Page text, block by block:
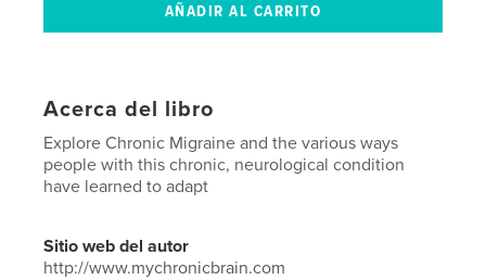
Acerca del libro
Explore Chronic Migraine and the various ways
people with this chronic, neurological condition
have learned to adapt
Sitio web del autor
http://www.mychronicbrain.com